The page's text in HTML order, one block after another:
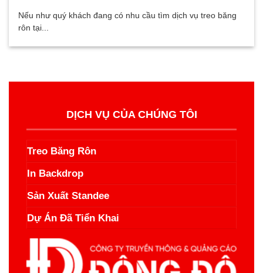
Nếu như quý khách đang có nhu cầu tìm dịch vụ treo băng
rôn tại...
DỊCH VỤ CỦA CHÚNG TÔI
Treo Băng Rôn
In Backdrop
Sản Xuất Standee
Dự Án Đã Tiển Khai